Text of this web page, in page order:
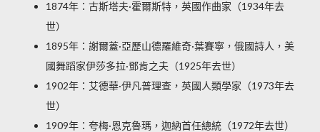
1874年：古斯塔夫·霍爾斯特，英國作曲家（1934年去
世）
1895年：謝爾蓋·亞歷山德羅維奇·葉賽寧，俄國詩人，美
國舞蹈家伊莎多拉·鄧肯之夫（1925年去世）
1902年：艾德華·伊凡普理查，英國人類學家（1973年去
世）
1909年：夸梅·恩克魯瑪，迦納首任總統（1972年去世）